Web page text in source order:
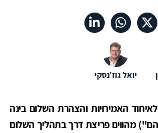
יואל גוז'נסקי
האמירויות והצהרת השלום בינה
מהווים פריצת דרך בתהליך השלום